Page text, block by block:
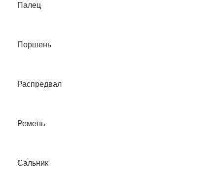
Палец
Поршень
Распредвал
Ремень
Сальник